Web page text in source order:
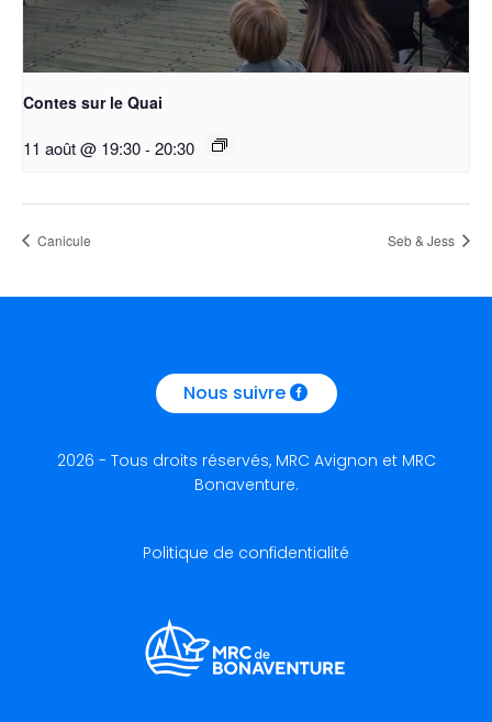
Contes sur le Quai
11 août @ 19:30- 20:30
Canicule Seb & Jess
Nous suivre
2026 - Tous droits réservés, MRC Avignon et MRC
Bonaventure.
Politique de confidentialité